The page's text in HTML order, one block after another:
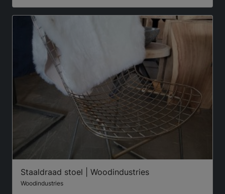
Staaldraad stoel | Woodindustries
Woodindustries